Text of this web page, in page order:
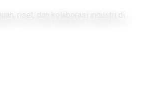
riset, dan kolaborasi industri di